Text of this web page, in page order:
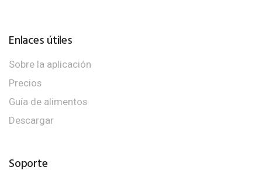
Enlaces útiles
Sobre la aplicación
Precios
Guía de alimentos
Descargar
Soporte